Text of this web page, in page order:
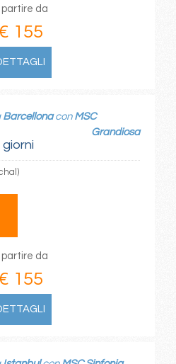
partire da
155
Barcellonacon MSC
Grandiosa
partire da
155